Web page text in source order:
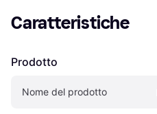
Caratteristiche
Prodotto
Nome del prodotto